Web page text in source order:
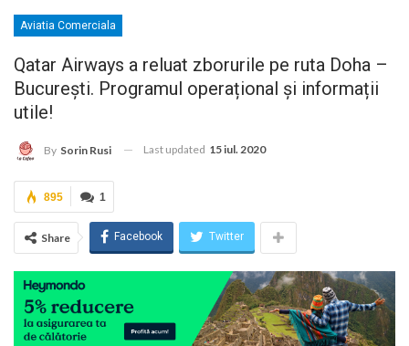
Aviatia Comerciala
Qatar Airways a reluat zborurile pe ruta Doha –
București. Programul operațional și informații
utile!
By Sorin Rusi Last updated 15 iul. 2020
1
895
Share Facebook Twitter